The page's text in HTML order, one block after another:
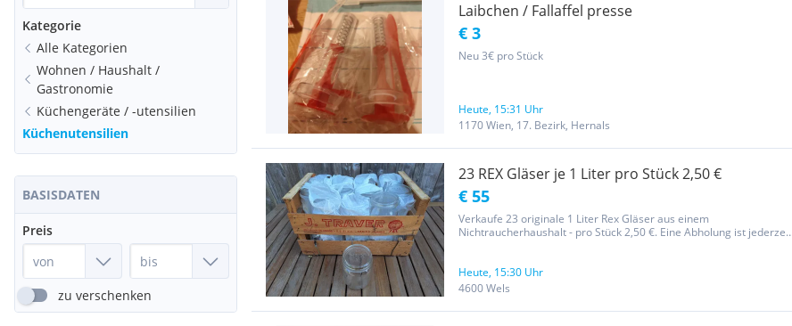
Kategorie
Alle Kategorien
Wohnen / Haushalt /
Gastronomie
Küchengeräte / -utensilien
Küchenutensilien
BASISDATEN
Preis
zu verschenken
Laibchen / Fallaffel presse
€ 3
Neu 3€ pro Stück
Heute, 15:31 Uhr
1170 Wien, 17. Bezirk, Hernals
23 REX Gläser je 1 Liter pro Stück 2,50 €
€ 55
Verkaufe 23 originale 1 Liter Rex Gläser aus einem
Nichtraucherhaushalt - pro Stück 2,50 €. Eine Abholung ist jederzeit
Abnahme)
Heute, 15:30 Uhr
4600 Wels